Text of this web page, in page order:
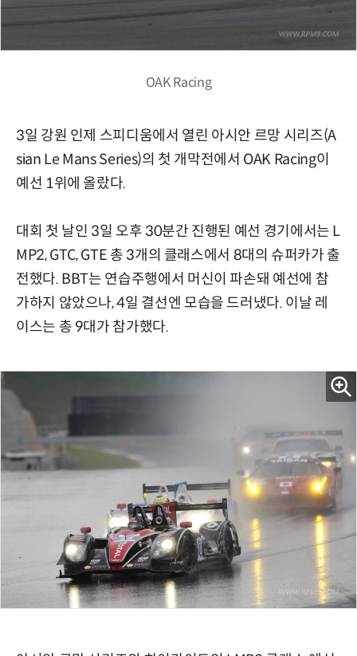
OAK Racing
3일 강원 인제 스피디움에서 열린 아시안 르망 시리즈(A
sian Le Mans Series)의 첫 개막전에서 OAK Racing이
예선 1위에 올랐다.
대회 첫 날인 3일 오후 30분간 진행된 예선 경기에서는 L
MP2, GTC, GTE 총 3개의 클래스에서 8대의 슈퍼카가 출
전했다. BBT는 연습주행에서 머신이 파손돼 예선에 참
가하지 않았으나, 4일 결선엔 모습을 드러냈다. 이날 레
이스는 총 9대가 참가했다.